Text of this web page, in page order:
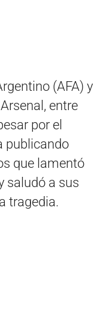
(AFA) y
entre
por el
publicando
que lamentó
saludó a sus
tragedia.